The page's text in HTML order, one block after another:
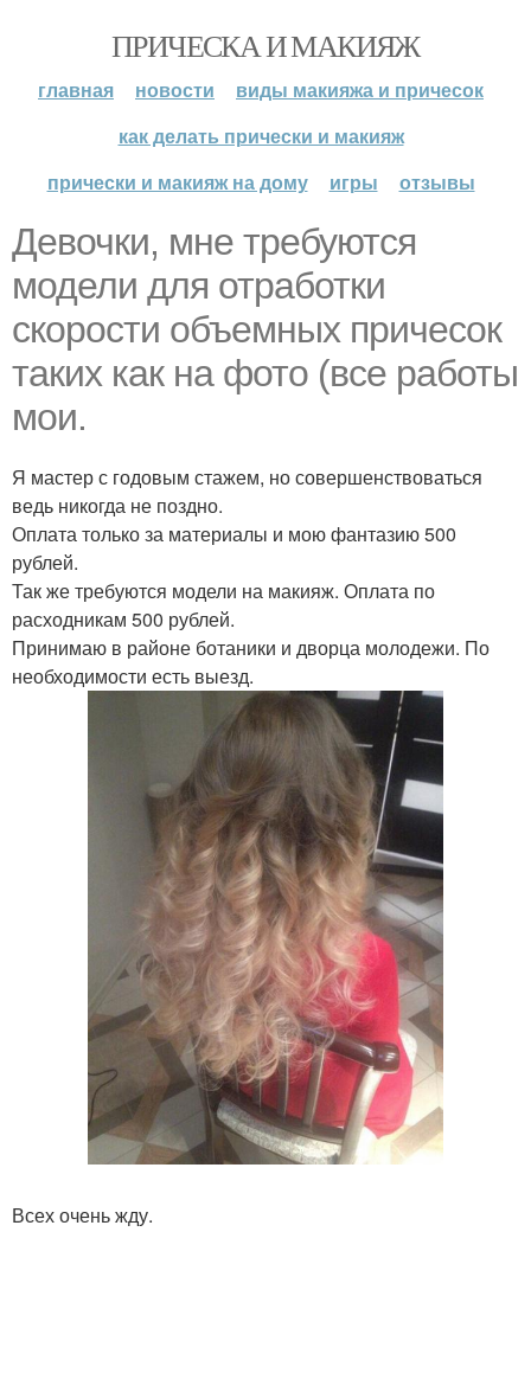
ПРИЧЕСКА И МАКИЯЖ
главная новости
виды макияжа и причесок
как делать прически и макияж
прически и макияж на дому
игры отзывы
Девочки, мне требуются
модели для отработки
скорости объемных причесок
таких как на фото (все работы
мои.
Я мастер с годовым стажем, но совершенствоваться
ведь никогда не поздно.
Оплата только за материалы и мою фантазию 500
рублей.
Так же требуются модели на макияж. Оплата по
расходникам 500 рублей.
Принимаю в районе ботаники и дворца молодежи. По
необходимости есть выезд.
Всех очень жду.